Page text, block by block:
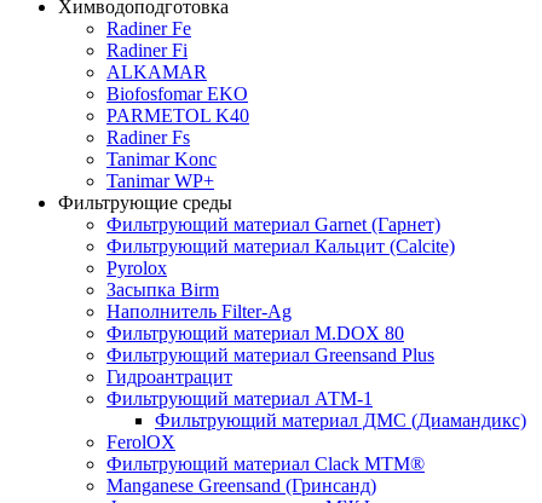
Химводоподготовка
Radiner Fe
Radiner Fi
ALKAMAR
Biofosfomar EKO
PARMETOL K40
Radiner Fs
Tanimar Konc
Tanimar WP+
Фильтрующие среды
Фильтрующий материал Garnet (Гарнет)
Фильтрующий материал Кальцит (Calcite)
Pyrolox
Засыпка Birm
Наполнитель Filter-Ag
Фильтрующий материал M.DOX 80
Фильтрующий материал Greensand Plus
Гидроантрацит
Фильтрующий материал АТМ-1
Фильтрующий материал ДМС (Диамандикс)
FerolOX
Фильтрующий материал Clack MTM®
Manganese Greensand (Гринсанд)